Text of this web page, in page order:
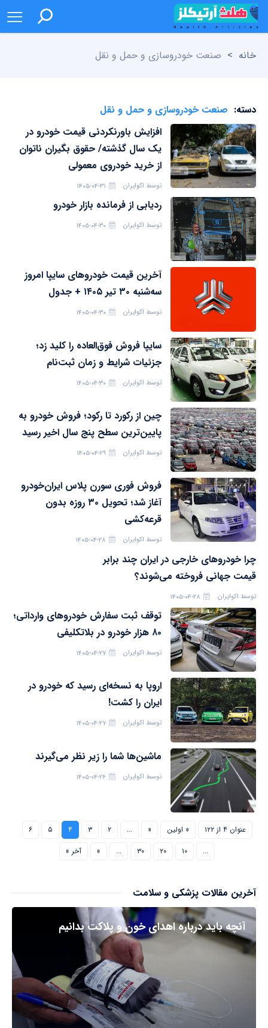
خانه > صنعت خودروسازی و حمل و نقل
دسته: صنعت خودروسازی و حمل و نقل
افزایش باورنکردنی قیمت خودرو در
یک سال گذشته/ حقوق بگیران ناتوان
از خرید خودروی معمولی
توسط اکوایران ۱۴۰۵-۰۴-۳۱
ردیابی از فرمانده بازار خودرو
توسط اکوایران ۱۴۰۵-۰۴-۳۰
آخرین قیمت خودرو‌های سایپا امروز
سه‌شنبه ۳۰ تیر ۱۴۰۵ + جدول
توسط اکوایران ۱۴۰۵-۰۴-۳۰
سایپا فروش فوق‌العاده را کلید زد؛
جزئیات شرایط و زمان ثبت‌نام
توسط اکوایران ۱۴۰۵-۰۴-۳۰
چین از رکورد تا رکود؛ فروش خودرو به
پایین‌ترین سطح پنج سال اخیر رسید
توسط اکوایران ۱۴۰۵-۰۴-۲۹
فروش فوری سورن پلاس ایران‌خودرو
آغاز شد؛ تحویل ۳۰ روزه بدون
قرعه‌کشی
توسط اکوایران ۱۴۰۵-۰۴-۲۸
چرا خودروهای خارجی در ایران چند برابر
قیمت جهانی فروخته می‌شوند؟
توسط اکوایران ۱۴۰۵-۰۴-۲۸
توقف ثبت سفارش خودروهای وارداتی؛
۸۰ هزار خودرو در بلاتکلیفی
توسط اکوایران ۱۴۰۵-۰۴-۲۷
اروپا به نسخه‌ای رسید که خودرو در
ایران را کشت!
توسط اکوایران ۱۴۰۵-۰۴-۲۷
ماشین‌ها شما را زیر نظر می‌گیرند
توسط اکوایران ۱۴۰۵-۰۴-۲۶
عنوان ۴ از ۱۲۲ « اولین «
... ۲ ۳ ۴ ۵
۶
...
۱۰ ۲۰ ۳۰ ...
» آخر »
آخرین مقالات پزشکی و سلامت
آنچه باید درباره اهدای خون و پلاکت بدانیم